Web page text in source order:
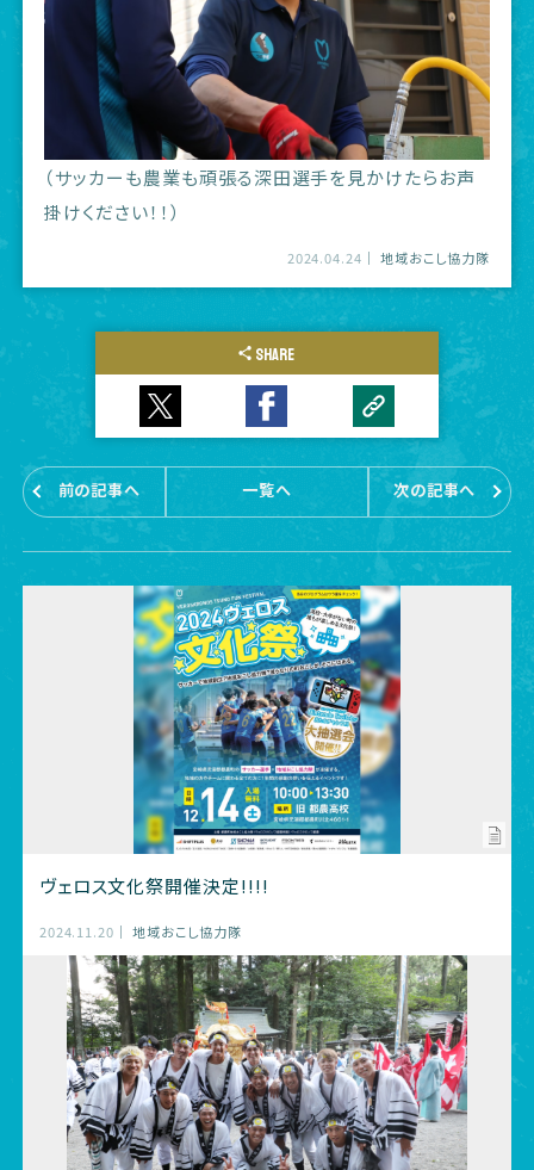
（サッカーも農業も頑張る深田選手を見かけたらお声
掛けください！！）
2024.04.24 地域おこし協力隊
SHARE
前の記事へ 一覧へ 次の記事へ
ヴェロス文化祭開催決定!!!!
2024.11.20 地域おこし協力隊